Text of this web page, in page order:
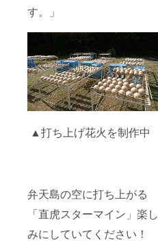
す。」
▲打ち上げ花火を制作中
弁天島の空に打ち上がる
「直虎スターマイン」楽し
みにしていてください！